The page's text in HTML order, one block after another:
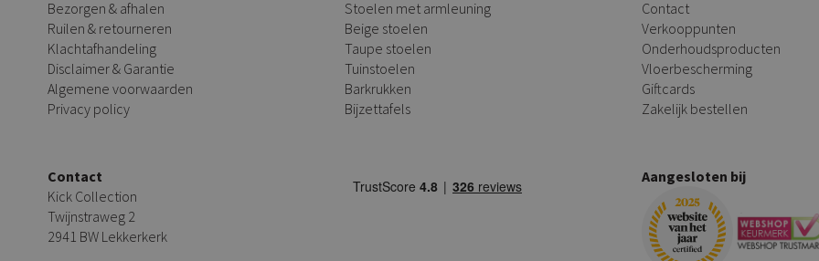
Bezorgen & afhalen
Ruilen & retourneren
Klachtafhandeling
Disclaimer & Garantie
Algemene voorwaarden
Privacy policy
Stoelen met armleuning
Beige stoelen
Taupe stoelen
Tuinstoelen
Barkrukken
Bijzettafels
Contact
Verkooppunten
Onderhoudsproducten
Vloerbescherming
Giftcards
Zakelijk bestellen
Contact
Kick Collection
Twijnstraweg 2
2941 BW Lekkerkerk
Aangesloten bij